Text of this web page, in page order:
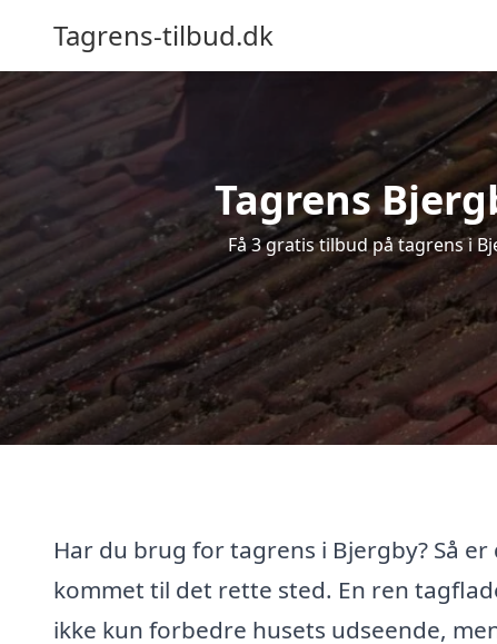
Tagrens-tilbud.dk
Tagrens
Få 3 gratis tilbud på tagrens i
Har du brug for tagrens i Bjergby? Så er
kommet til det rette sted. En ren
ikke kun forbedre husets udseende,